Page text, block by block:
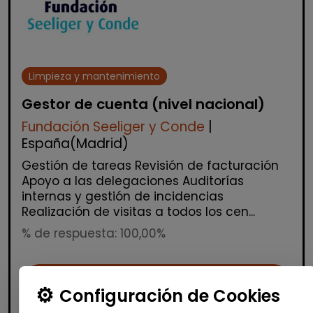
Limpieza y mantenimiento
Gestor de cuenta (nivel nacional)
Fundación Seeliger y Conde |
España(Madrid)
Gestión de tareas Revisión de facturación
Apoyo a las delegaciones Auditorías
internas y gestión de incidencias
Realización de visitas a todos los cen...
% de respuesta: 100,00%
Me interesa
Configuración de Cookies